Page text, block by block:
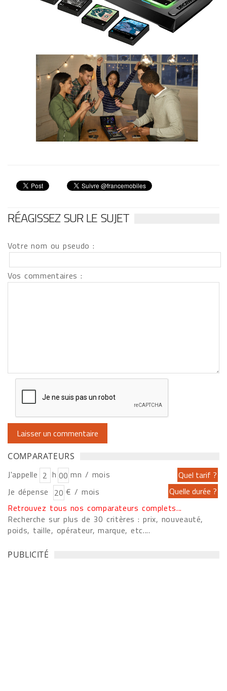
RÉAGISSEZ SUR LE SUJET
Votre nom ou pseudo :
Vos commentaires :
COMPARATEURS
J'appelle h
mn / mois
Je dépense
€ / mois
Retrouvez tous nos comparateurs complets...
Recherche sur plus de 30 critères : prix, nouveauté,
poids, taille, opérateur, marque, etc....
PUBLICITÉ